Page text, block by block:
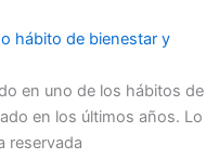
hábito de bienestar y
en uno de los hábitos de
en los últimos años. Lo
reservada